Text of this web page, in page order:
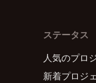
ステータス
人気のプロ
新着プロジ